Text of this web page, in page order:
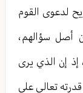
لدعوى القوم
أصل سؤالهم ،
إن الذي يرى
قدرته تعالى على